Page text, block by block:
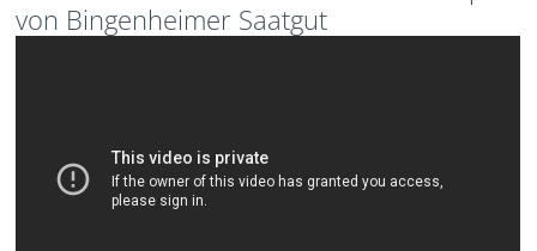
von Bingenheimer Saatgut